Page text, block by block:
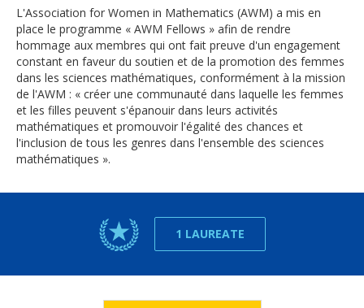
L'Association for Women in Mathematics (AWM) a mis en
place le programme « AWM Fellows » afin de rendre
hommage aux membres qui ont fait preuve d'un engagement
constant en faveur du soutien et de la promotion des femmes
dans les sciences mathématiques, conformément à la mission
de l'AWM : « créer une communauté dans laquelle les femmes
et les filles peuvent s'épanouir dans leurs activités
mathématiques et promouvoir l'égalité des chances et
l'inclusion de tous les genres dans l'ensemble des sciences
mathématiques ».
1 LAUREATE